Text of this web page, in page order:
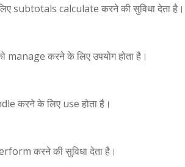
subtotals calculate करने की सुविधा देता है।
करने के लिए उपयोग होता है।
करने के लिए use होता है।
करने की सुविधा देता है।